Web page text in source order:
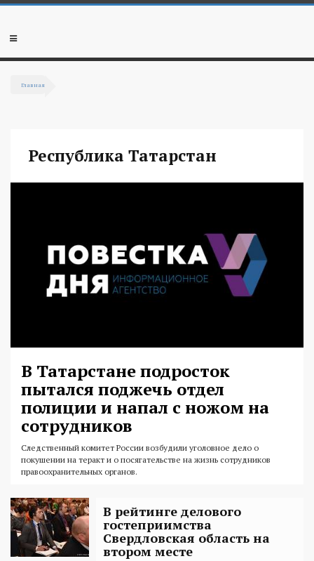
Перейти к основному содержанию
Мобильное
Главная
Республика Татарстан
В Татарстане подросток
пытался поджечь отдел
полиции и напал с ножом на
сотрудников
Следственный комитет России возбудили уголовное дело о
покушении на теракт и о посягательстве на жизнь сотрудников
правоохранительных органов.
В рейтинге делового
гостеприимства
Свердловская область на
втором месте